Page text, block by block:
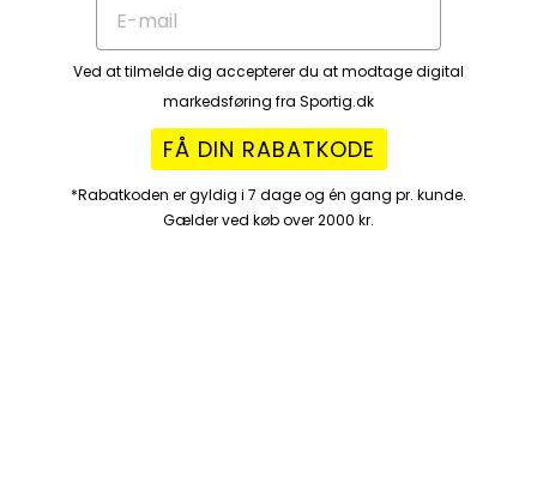
Ved at tilmelde dig accepterer du at modtage digital
markedsføring fra Sportig.dk
FÅ DIN RABATKODE
*Rabatkoden er gyldig i 7 dage og én gang pr. kunde.
Gælder ved køb over 2000 kr.